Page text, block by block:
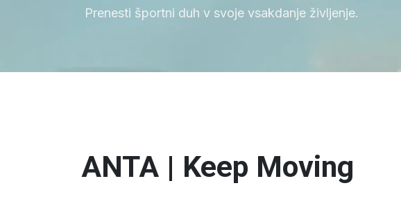
Prenesti športni duh v svoje vsakdanje življenje.
ANTA | Keep Moving